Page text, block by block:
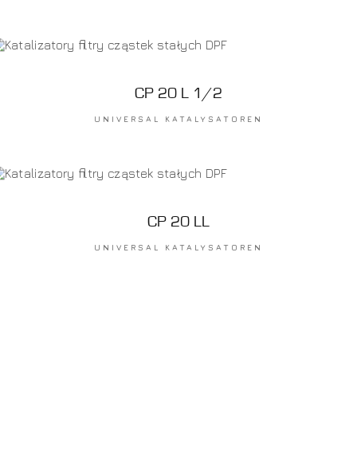
CP 20 L 1/2
UNIVERSAL KATALYSATOREN
CP 20 LL
UNIVERSAL KATALYSATOREN